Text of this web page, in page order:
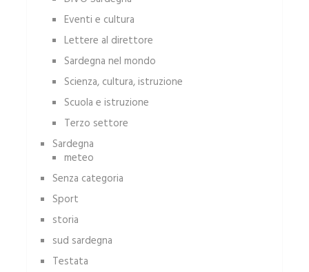
Eventi e cultura
Lettere al direttore
Sardegna nel mondo
Scienza, cultura, istruzione
Scuola e istruzione
Terzo settore
Sardegna
meteo
Senza categoria
Sport
storia
sud sardegna
Testata